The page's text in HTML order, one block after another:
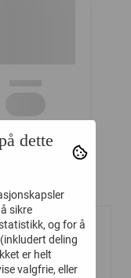
-45%
dette
sikre
og for å
deling
er helt
valgfrie, eller